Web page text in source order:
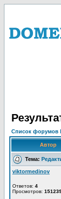
Список форумов
Автор
Тема:
viktormedinov
Ответов: 4
Просмотров: